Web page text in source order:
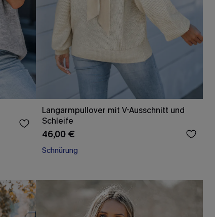
Langarmpullover mit V-Ausschnitt und
Schleife
46,00 €
Schnürung